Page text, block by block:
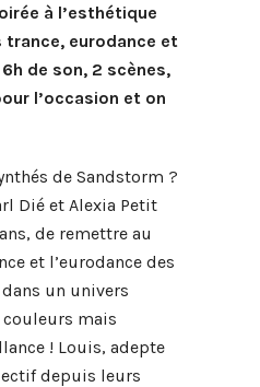
à l’esthétique
trance, eurodance et
de son, 2 scènes,
l’occasion et on
de Sandstorm ?
Dié et Alexia Petit
de remettre au
et l’eurodance des
un univers
couleurs mais
! Louis, adepte
depuis leurs